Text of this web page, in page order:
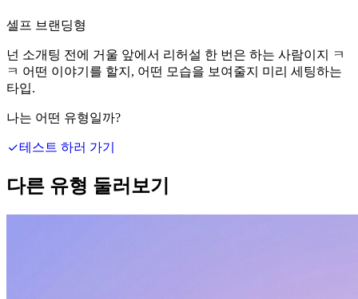
셀프 브랜딩형
넌 소개팅 전에 거울 앞에서 리허설 한 번은 하는 사람이지 ㅋ
ㅋ 어떤 이야기를 할지, 어떤 모습을 보여줄지 미리 세팅하는
타입.
나는 어떤 유형일까?
테스트 하러 가기
다른 유형 둘러보기